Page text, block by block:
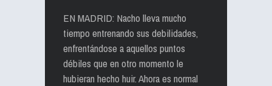
EN MADRID: Nacho lleva mucho
tiempo entrenando sus debilidades,
enfrentándose a aquellos puntos
débiles que en otro momento le
hubieran hecho huir. Ahora es normal